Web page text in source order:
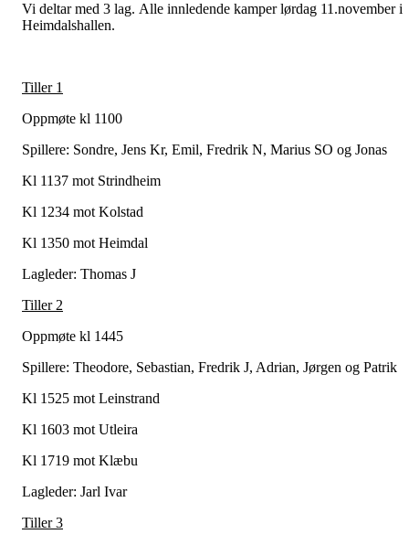
Vi deltar med 3 lag. Alle innledende kamper lørdag 11.november i
Heimdalshallen.
Tiller 1
Oppmøte kl 1100
Spillere: Sondre, Jens Kr, Emil, Fredrik N, Marius SO og Jonas
Kl 1137 mot Strindheim
Kl 1234 mot Kolstad
Kl 1350 mot Heimdal
Lagleder: Thomas J
Tiller 2
Oppmøte kl 1445
Spillere: Theodore, Sebastian, Fredrik J, Adrian, Jørgen og Patrik
Kl 1525 mot Leinstrand
Kl 1603 mot Utleira
Kl 1719 mot Klæbu
Lagleder: Jarl Ivar
Tiller 3